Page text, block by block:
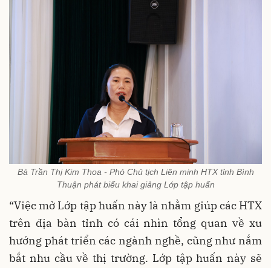
Bà Trần Thị Kim Thoa - Phó Chủ tịch Liên minh HTX tỉnh Bình
Thuận phát biểu khai giảng Lớp tập huấn
“Việc mở Lớp tập huấn này là nhằm giúp các HTX
trên địa bàn tỉnh có cái nhìn tổng quan về xu
hướng phát triển các ngành nghề, cũng như nắm
bắt nhu cầu về thị trường. Lớp tập huấn này sẽ